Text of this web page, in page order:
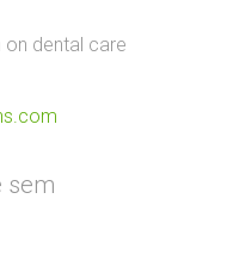
dental care
sem